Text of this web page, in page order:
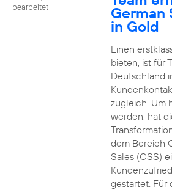
bearbeitet
German
in Gold
Einen
bieten, ist für
Deutschland
zugleich. Um
werden, hat
dem Bereich
Sales (CSS)
gestartet. Für